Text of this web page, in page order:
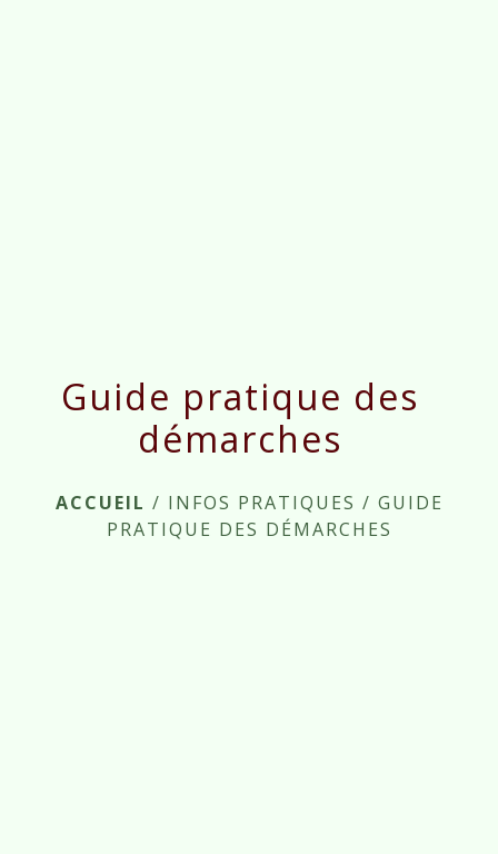
Guide pratique des
démarches
ACCUEIL / INFOS PRATIQUES / GUIDE
PRATIQUE DES DÉMARCHES